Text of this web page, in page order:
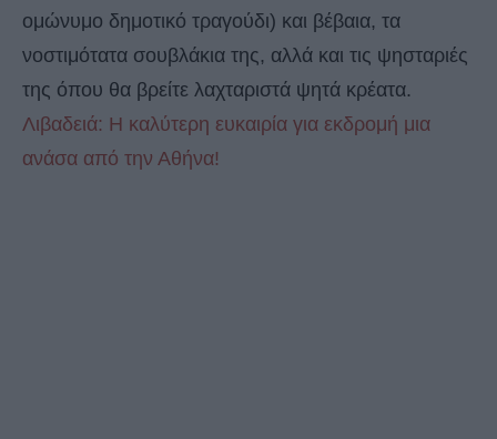
ομώνυμο δημοτικό τραγούδι) και βέβαια, τα
νοστιμότατα σουβλάκια της, αλλά και τις ψησταριές
της όπου θα βρείτε λαχταριστά ψητά κρέατα.
Λιβαδειά: Η καλύτερη ευκαιρία για εκδρομή μια
ανάσα από την Αθήνα!